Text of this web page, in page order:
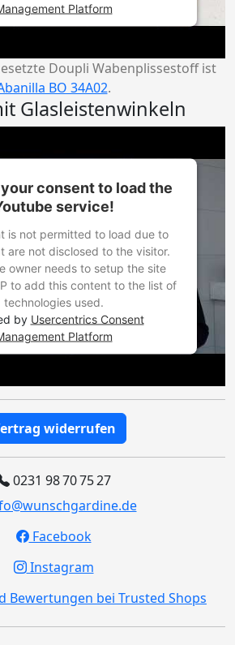
Platform
Doupli Wabenplissestoff ist
BO 34A02.
Glasleistenwinkeln
consent to load the
service!
is not permitted to load due to
are not disclosed to the visitor.
owner needs to setup the site
to add this content to the list of
technologies used.
by Usercentrics Consent
Platform
widerrufen
0231 98 70 75 27
Facebook
Instagram
Bewertungen bei Trusted Shops